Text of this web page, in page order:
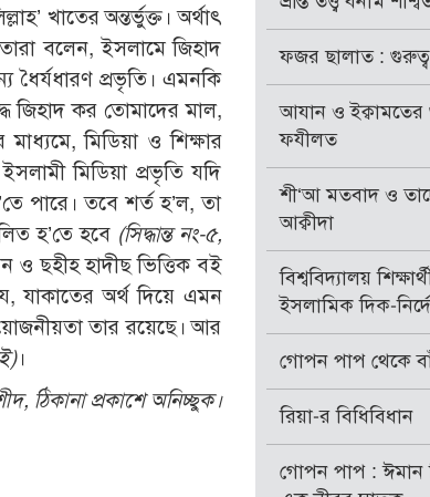
খাতের অন্তর্ভুক্ত। অর্থাৎ
বলেন, ইসলামে জিহাদ
ধৈর্যধারণ প্রভৃতি। এমনকি
জিহাদ কর তোমাদের মাল,
মিডিয়া ও শিক্ষার
ইসলামী মিডিয়া প্রভৃতি যদি
পারে। তবে শর্ত হ’ল, তা
হ’তে হবে (সিদ্ধান্ত নং-৫,
ও ছহীহ হাদীছ ভিত্তিক বই
যাকাতের অর্থ দিয়ে এমন
তার রয়েছে। আর
।
ঠিকানা প্রকাশে অনিচ্ছুক।
ফজর ছালাত :
আযান ও ইক্বামতের
ফযীলত
শী‘আ মতবাদ ও
আক্বীদা
বিশ্ববিদ্যালয়
ইসলামিক দিক-
গোপন পাপ থেকে
রিয়া-র বিধিবিধান
গোপন পাপ : ঈমান